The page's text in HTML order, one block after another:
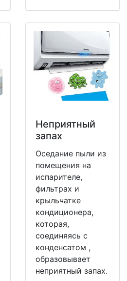
Неприятный
запах
Оседание пыли из
помещения на
испарителе,
фильтрах и
крыльчатке
кондиционера,
которая,
соединяясь с
конденсатом ,
образовывает
неприятный запах.